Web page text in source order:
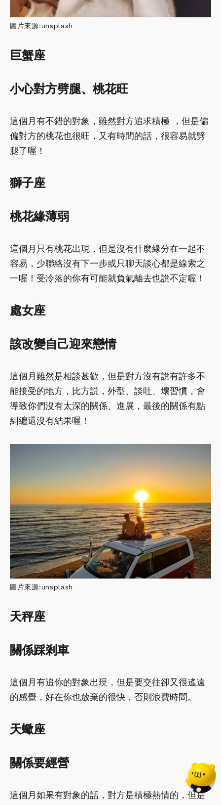
圖片來源:unsplash
巨蟹座
小心對方劈腿、桃花旺
這個月有不錯的對象，雖然對方追求積極 ，但是偏
偏對方的桃花也很旺，又有時間的話，很容易就劈
腿了喔！
獅子座
桃花緣薄弱
這個月只有桃花出現，但是沒有什麼緣分在一起不
容易，少聯絡沒有下一步或只聊天談心都是線索之
一喔！受冷落的你有可能就負氣離去也說不定喔！
處女座
該改變自己迎來戀情
這個月雖然是相談甚歡，但是對方沒有說有許多不
能接受的地方，比方説，外型、談吐、壞習慣，會
導致你們沒有太深的關係、進展，最後的關係有點
糾纏還沒有結果喔！
圖片來源:unsplash
天秤座
關係踩剎車
這個月有追你的對象出現，但是要交往卻又很遙遠
的感覺，好在你也放棄的很快，否則浪費時間。
天蠍座
關係要經營
這個月如果有對象的話，對方是積極熱情的，但是